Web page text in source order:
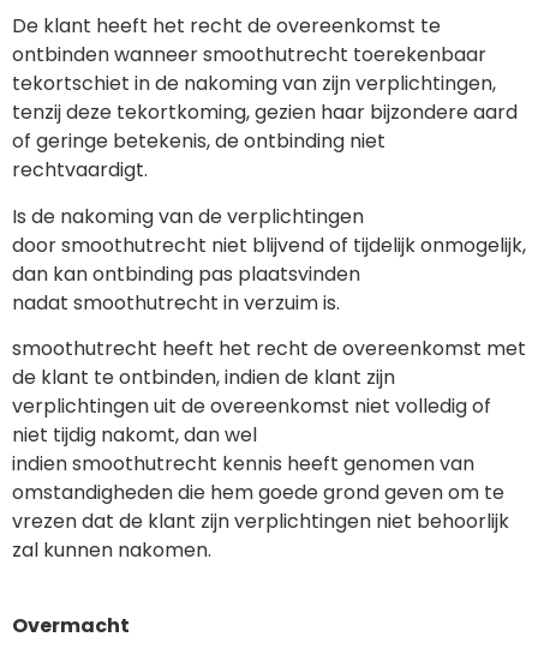
De klant heeft het recht de overeenkomst te
ontbinden wanneer smoothutrecht toerekenbaar
tekortschiet in de nakoming van zijn verplichtingen,
tenzij deze tekortkoming, gezien haar bijzondere aard
of geringe betekenis, de ontbinding niet
rechtvaardigt.
Is de nakoming van de verplichtingen
door smoothutrecht niet blijvend of tijdelijk onmogelijk,
dan kan ontbinding pas plaatsvinden
nadat smoothutrecht in verzuim is.
smoothutrecht heeft het recht de overeenkomst met
de klant te ontbinden, indien de klant zijn
verplichtingen uit de overeenkomst niet volledig of
niet tijdig nakomt, dan wel
indien smoothutrecht kennis heeft genomen van
omstandigheden die hem goede grond geven om te
vrezen dat de klant zijn verplichtingen niet behoorlijk
zal kunnen nakomen.
Overmacht